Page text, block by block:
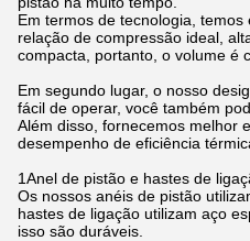
Em termos de tecnologia,
relação de compressão ideal,
compacta, portanto, o volume é
Em segundo lugar, o nosso
fácil de operar, você também
Além disso, fornecemos melhor
desempenho de eficiência
1Anel de pistão e hastes de
Os nossos anéis de pistão
hastes de ligação utilizam aço
isso são duráveis.